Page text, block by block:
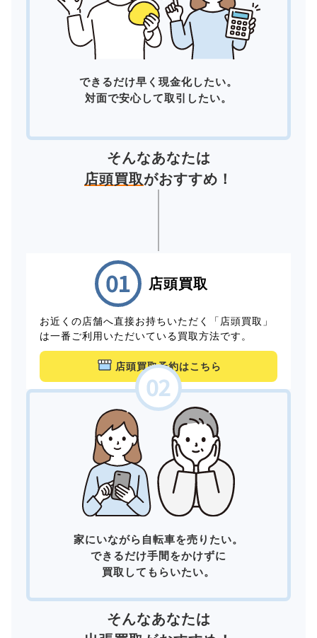
できるだけ早く現金化したい。
対面で安心して取引したい。
そんなあなたは
店頭買取がおすすめ！
店頭買取
お近くの店舗へ直接お持ちいただく「店頭買取」
は一番ご利用いただいている買取方法です。
店頭買取予約はこちら
家にいながら自転車を売りたい。
できるだけ手間をかけずに
買取してもらいたい。
そんなあなたは